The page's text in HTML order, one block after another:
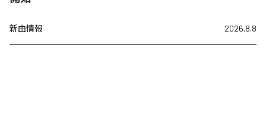
新曲情報 2026.8.8